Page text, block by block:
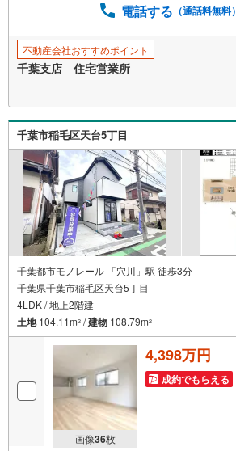
電話する （通話料無料）
不動産会社おすすめポイント
千葉支店 住宅営業所
千葉市稲毛区天台5丁目
千葉都市モノレール 「穴川」駅 徒歩3分
千葉県千葉市稲毛区天台5丁目
4LDK / 地上2階建
土地104.11m2 /建物 108.79m2
画像36枚
4,398万円
成約でもらえる